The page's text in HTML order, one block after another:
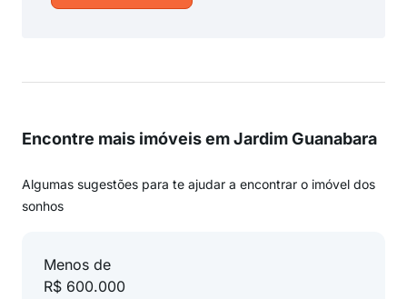
Encontre mais imóveis em Jardim Guanabara
Algumas sugestões para te ajudar a encontrar o imóvel dos
sonhos
Menos de
R$ 600.000